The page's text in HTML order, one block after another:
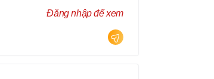
Đăng nhập để xem